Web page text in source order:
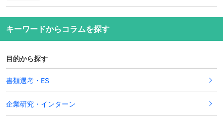
キーワードからコラムを探す
目的から探す
書類選考・ES
企業研究・インターン